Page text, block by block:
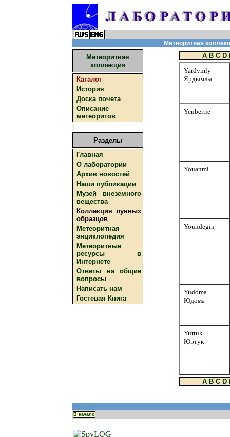
Метеоритная
Метеоритная
коллекция
Каталог
История
Доска почета
Описание
метеоритов
Разделы
Главная
О лаборатории
Архив новостей
Наши публикации
Музей внеземного
вещества
Коллекция лунных
образцов
Метеоритная
энциклопедия
Метеоритные
ресурсы в
Интернете
Ответы на общие
вопросы
Написать нам
Гостевая Книга
A B C D
Yardymly
Ярдымлы
Yenberrie
Youanmi
Youndegin
Yudoma
Юдома
Yurtuk
Юртук
A B C D
В начало